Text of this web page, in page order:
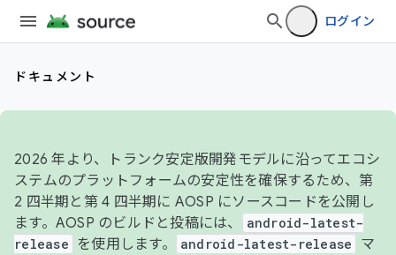
ログイン
ドキュメント
2026 年より、トランク安定版開発モデルに沿ってエコシ
ステムのプラットフォームの安定性を確保するため、第
2 四半期と第 4 四半期に AOSP にソースコードを公開し
ます。AOSP のビルドと投稿には、
android-latest-
release
を使用します。 android-latest-release
マ